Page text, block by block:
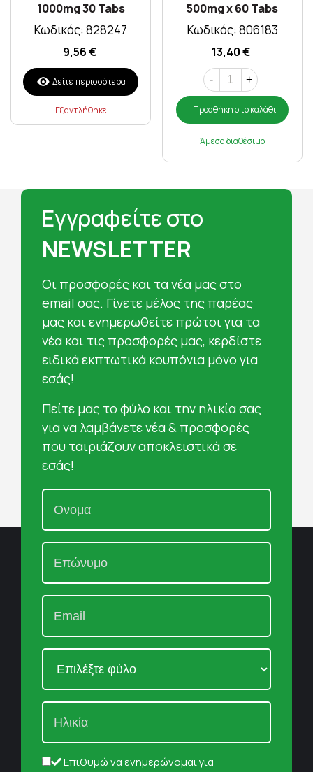
1000mg 30 Tabs
Κωδικός: 828247
9,56 €
Δείτε περισσότερα
Εξαντλήθηκε
500mg x 60 Tabs
Κωδικός: 806183
13,40 €
- +
Προσθήκη στο καλάθι
Άμεσα διαθέσιμο
Εγγραφείτε στο
NEWSLETTER
Oι προσφορές και τα νέα μας στο
email σας. Γίνετε μέλος της παρέας
μας και ενημερωθείτε πρώτοι για τα
νέα και τις προσφορές μας, κερδίστε
ειδικά εκπτωτικά κουπόνια μόνο για
εσάς!
Πείτε μας το φύλο και την ηλικία σας
για να λαμβάνετε νέα & προσφορές
που ταιριάζουν αποκλειστικά σε
εσάς!
Επιθυμώ να ενημερώνομαι για